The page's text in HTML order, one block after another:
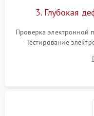
3. Глубокая
Проверка электронной
Тестирование
температуры и
жерновов кофемолки,